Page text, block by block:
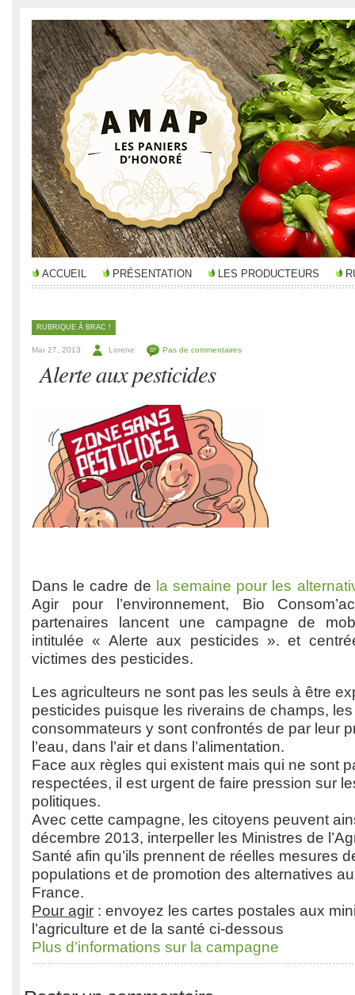
ACCUEIL PRÉSENTATION LES PRODUCTEURS
RUBRIQUE À BRAC !
Mar 27, 2013 Lorene Pas de commentaires
Alerte aux pesticides
Dans le cadre de la semaine pour les
Agir pour l’environnement, Bio
partenaires lancent une campagne de
intitulée « Alerte aux pesticides ». et
victimes des pesticides.
Les agriculteurs ne sont pas les seuls à être
pesticides puisque les riverains de champs,
consommateurs y sont confrontés de par leur
l’eau, dans l’air et dans l’alimentation.
Face aux règles qui existent mais qui ne sont
respectées, il est urgent de faire pression sur
politiques.
Avec cette campagne, les citoyens peuvent
décembre 2013, interpeller les Ministres de
Santé afin qu’ils prennent de réelles mesures
populations et de promotion des alternatives
France.
Pour agir : envoyez les cartes postales aux
l’agriculture et de la santé ci-dessous
Plus d’informations sur la campagne